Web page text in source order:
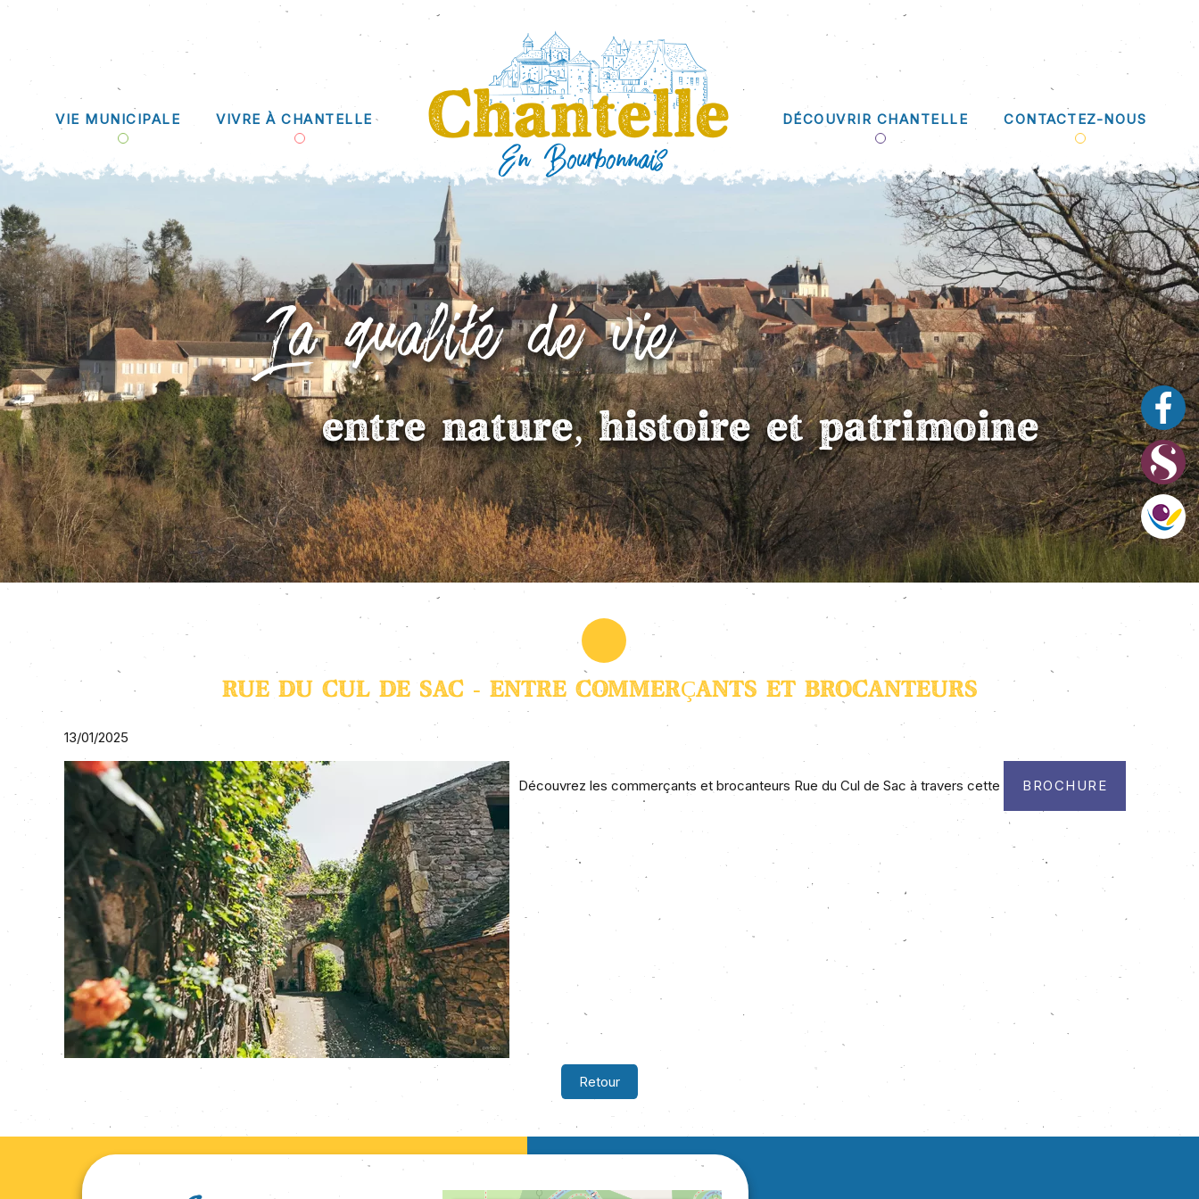
VIE MUNICIPALE VIVRE À CHANTELLE DÉCOUVRIR CHANTELLE CONTACTEZ-NOUS
La qualité de vie
entre nature, histoire et patrimoine
RUE DU CUL DE SAC - ENTRE COMMERÇANTS ET BROCANTEURS
13/01/2025
Découvrez les commerçants et brocanteurs Rue du Cul de Sac à travers cette BROCHURE
Retour